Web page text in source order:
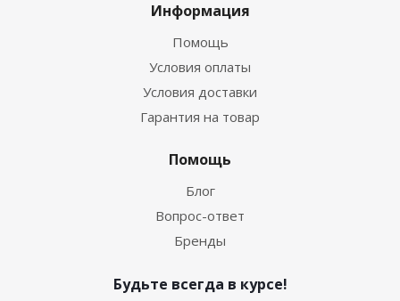
Информация
Помощь
Условия оплаты
Условия доставки
Гарантия на товар
Помощь
Блог
Вопрос-ответ
Бренды
Будьте всегда в курсе!